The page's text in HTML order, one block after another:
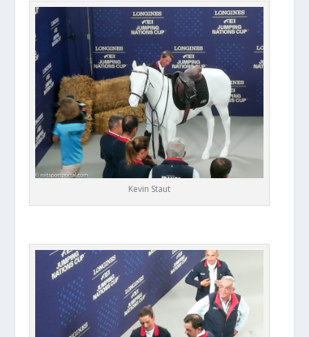
Kevin Staut